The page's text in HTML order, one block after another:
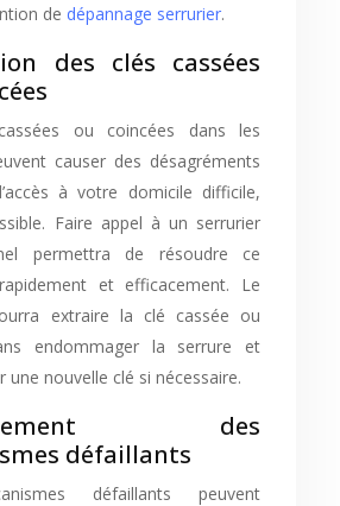
de dépannage serrurier.
des clés cassées
ou coincées dans les
causer des désagréments
à votre domicile difficile,
Faire appel à un serrurier
permettra de résoudre ce
et efficacement. Le
extraire la clé cassée ou
endommager la serrure et
une nouvelle clé si nécessaire.
des
défaillants
défaillants peuvent